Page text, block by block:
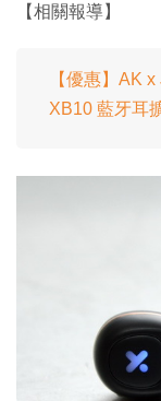
【相關報導】
【優惠】AK
XB10 藍牙耳